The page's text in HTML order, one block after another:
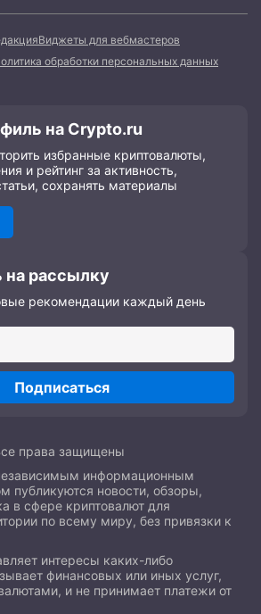
Виджеты для вебмастеров
обработки персональных данных
на Crypto.ru
избранные криптовалюты,
и рейтинг за активность,
сохранять материалы
рассылку
рекомендации каждый день
Подписаться
права защищены
информационным
публикуются новости, обзоры,
в сфере криптовалют для
по всему миру, без привязки к
интересы каких-либо
финансовых или иных услуг,
и не принимает платежи от